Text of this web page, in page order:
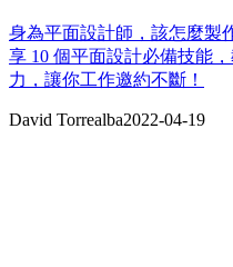
身為平面設計師，該怎麼製
享 10 個平面設計必備技能
力，讓你工作邀約不斷！
David Torrealba2022-04-19